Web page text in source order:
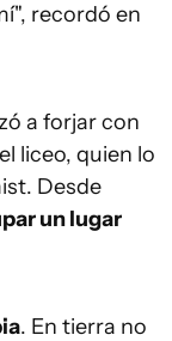
recordó en
a forjar con
liceo, quien lo
Desde
un lugar
. En tierra no